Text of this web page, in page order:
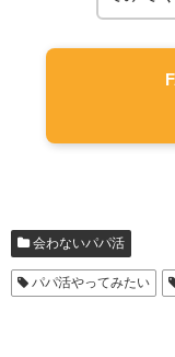
会わないパパ活
パパ活やってみたい